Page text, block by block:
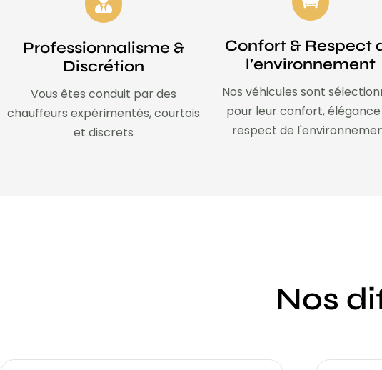
Professionnalisme &
Discrétion
Vous êtes conduit par des
chauffeurs expérimentés, courtois
et discrets
Confort & Respect
l’environnement
Nos véhicules sont
pour leur confort,
respect de
Nos